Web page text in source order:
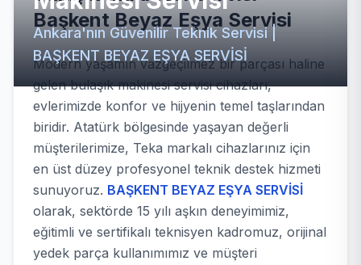
Ankara'nın Güvenilir Teknik Servisi |
BAŞKENT BEYAZ EŞYA SERVİSİ
Başkent Beyaz Eşya Servisi
Modern yaşamın vazgeçilmez bir parçası haline
gelen bulaşık makinesi servisi cihazları,
evlerimizde konfor ve hijyenin temel taşlarından
biridir. Atatürk bölgesinde yaşayan değerli
müşterilerimize, Teka markalı cihazlarınız için
en üst düzey profesyonel teknik destek hizmeti
sunuyoruz. BAŞKENT BEYAZ EŞYA SERVİSİ
olarak, sektörde 15 yılı aşkın deneyimimiz,
eğitimli ve sertifikalı teknisyen kadromuz, orijinal
yedek parça kullanımımız ve müşteri